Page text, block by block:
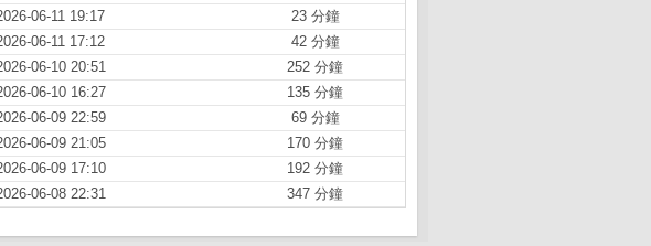
06-11 19:17
23 分鐘
06-11 17:12
42 分鐘
06-10 20:51
252 分鐘
06-10 16:27
135 分鐘
06-09 22:59
69 分鐘
06-09 21:05
170 分鐘
06-09 17:10
192 分鐘
06-08 22:31 347 分鐘